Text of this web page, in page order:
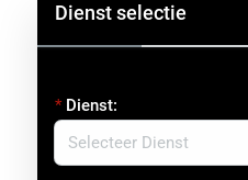
Dienst selectie
Dienst: